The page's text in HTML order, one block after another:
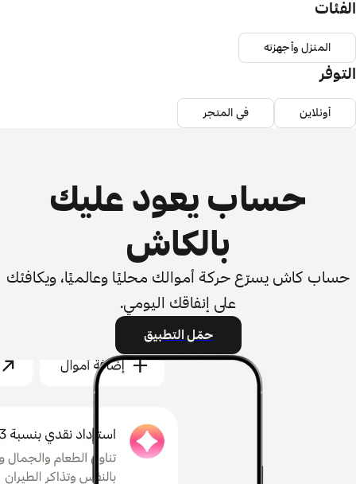
الفئات
المنزل وأجهزته
التوفر
أونلاين في المتجر
حساب يعود عليك
بالكاش
حساب كاش يسرّع حركة أموالك محليًا وعالميًا، ويكافئك
على إنفاقك اليومي.
حمّل التطبيق